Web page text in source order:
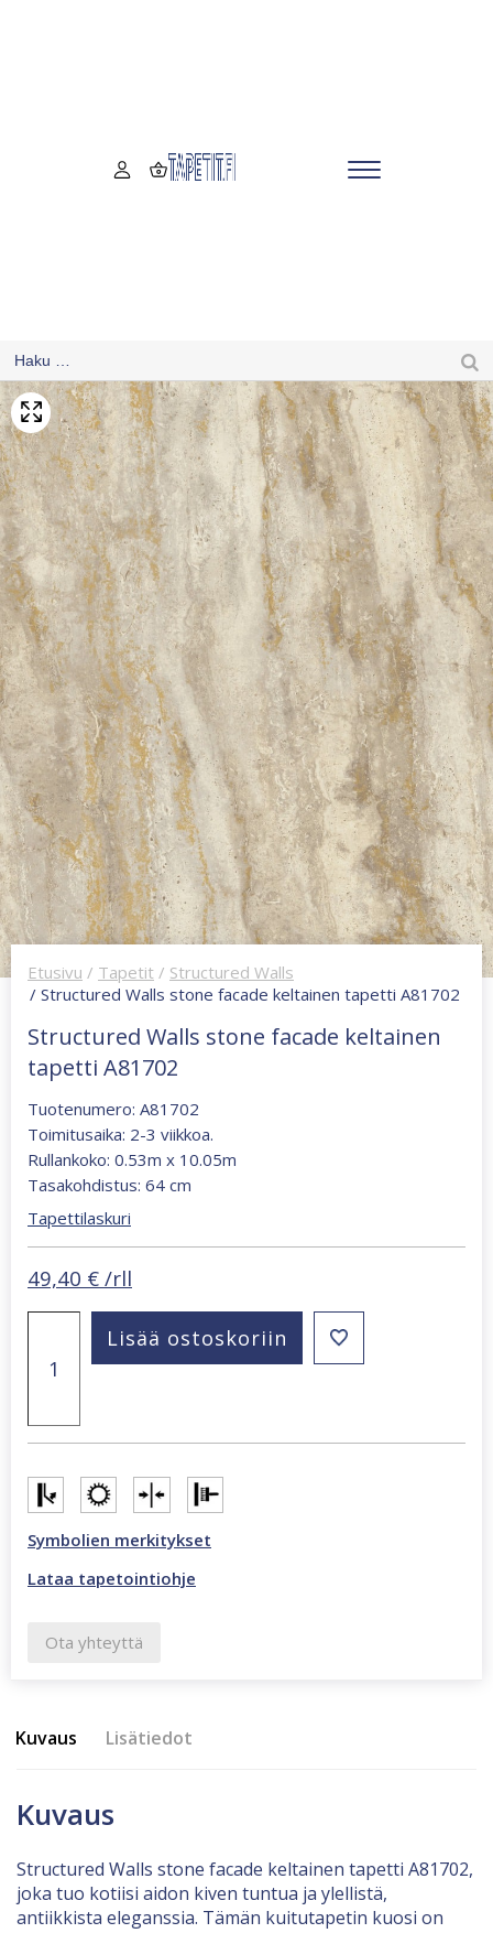
Etusivu / Tapetit / Structured Walls
/ Structured Walls stone facade keltainen tapetti A81702
Structured Walls stone facade keltainen
tapetti A81702
Tuotenumero: A81702
Toimitusaika: 2-3 viikkoa.
Rullankoko: 0.53m x 10.05m
Tasakohdistus: 64 cm
Tapettilaskuri
49,40 € /rll
stone
tapetti
määrä
Lisää ostoskoriin
Symbolien merkitykset
Lataa tapetointiohje
Ota yhteyttä
Kuvaus Lisätiedot
Kuvaus
Structured Walls stone facade keltainen tapetti A81702,
joka tuo kotiisi aidon kiven tuntua ja ylellistä,
antiikkista eleganssia. Tämän kuitutapetin kuosi on